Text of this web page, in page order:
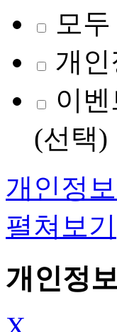
모
개
이
(선택)
개인정
펼쳐보기
개인정